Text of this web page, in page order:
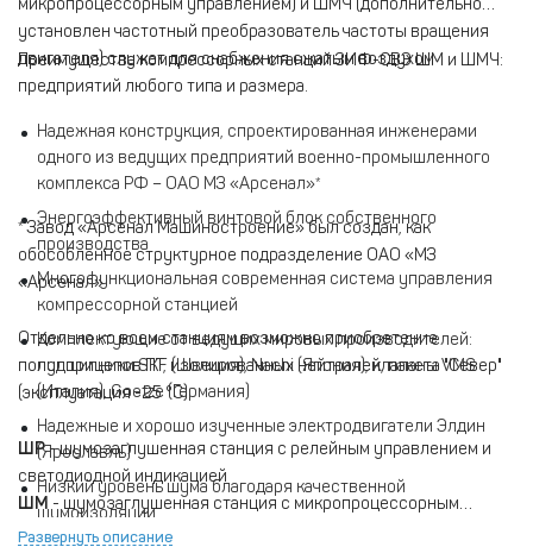
микропроцессорным управлением) и ШМЧ (дополнительно
установлен частотный преобразователь частоты вращения
двигателя) служат для снабжения сжатым воздухом
предприятий любого типа и размера.
Преимущества компрессорных станций ЗИФ-СВЭ ШМ и ШМЧ:
Надежная конструкция, спроектированная инженерами
одного из ведущих предприятий военно-промышленного
комплекса РФ – ОАО МЗ «Арсенал»*
Энергоэффективный винтовой блок собственного
производства
Многофункциональная современная система управления
компрессорной станцией
Комплектующие от ведущих мировых производителей:
подшипники SKF (Швеция), Nachi (Япония), клапаны VMS
(Италия), Goetze (Германия)
Надежные и хорошо изученные электродвигатели Элдин
(Ярославль)
Низкий уровень шума благодаря качественной
шумоизоляции
* Завод «Арсенал Машиностроение» был создан, как
обособленное структурное подразделение ОАО «МЗ
«Арсенал»
Отдельно ко всем станциям возможно приобретение
полупприцепов ПТ, изолированных нейтралей, пакета "Север"
(эксплуатация -25 °C)
ШР- шумозаглушенная станция с релейным управлением и
светодиодной индикацией
ШМ - шумозаглушенная станция с микропроцессорным
управлением и ЖК-дисплеем
Развернуть описание